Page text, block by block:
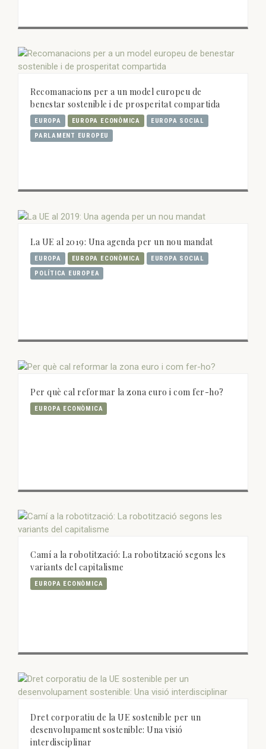
Recomanacions per a un model europeu de
benestar sostenible i de prosperitat compartida
EUROPA EUROPA ECONÒMICA
EUROPA SOCIAL
PARLAMENT EUROPEU
La UE al 2019: Una agenda per un nou mandat
EUROPA EUROPA ECONÒMICA
EUROPA SOCIAL
POLÍTICA EUROPEA
Per què cal reformar la zona euro i com fer-ho?
EUROPA ECONÒMICA
Camí a la robotització: La robotització segons les
variants del capitalisme
EUROPA ECONÒMICA
Dret corporatiu de la UE sostenible per un
desenvolupament sostenible: Una visió
interdisciplinar